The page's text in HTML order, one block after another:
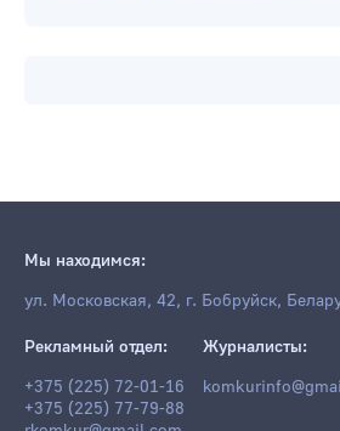
Мы находимся:
ул. Московская, 42, г. Бобруйск,
Рекламный отдел:
+375 (225) 72-01-16
+375 (225) 77-79-88
Журналисты: